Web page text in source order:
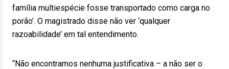
família multiespécie fosse transportado como carga no
porão’. O magistrado disse não ver ‘qualquer
razoabilidade’ em tal entendimento.
“Não encontramos nenhuma justificativa – a não ser o